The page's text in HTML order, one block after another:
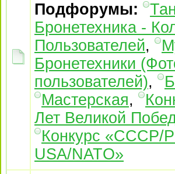
Подфорумы:
Бронетехника -
Пользователей,
Бронетехники
пользователей),
Мастерская,
Лет Великой
Конкурс «СССР/
USA/NATO»